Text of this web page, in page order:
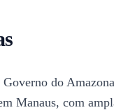
do
Manaus, com